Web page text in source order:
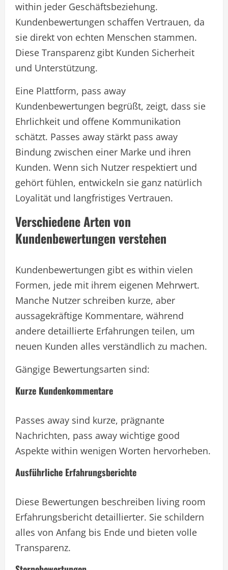
within jeder Geschäftsbeziehung.
Kundenbewertungen schaffen Vertrauen, da
sie direkt von echten Menschen stammen.
Diese Transparenz gibt Kunden Sicherheit
und Unterstützung.
Eine Plattform, pass away
Kundenbewertungen begrüßt, zeigt, dass sie
Ehrlichkeit und offene Kommunikation
schätzt. Passes away stärkt pass away
Bindung zwischen einer Marke und ihren
Kunden. Wenn sich Nutzer respektiert und
gehört fühlen, entwickeln sie ganz natürlich
Loyalität und langfristiges Vertrauen.
Verschiedene Arten von
Kundenbewertungen verstehen
Kundenbewertungen gibt es within vielen
Formen, jede mit ihrem eigenen Mehrwert.
Manche Nutzer schreiben kurze, aber
aussagekräftige Kommentare, während
andere detaillierte Erfahrungen teilen, um
neuen Kunden alles verständlich zu machen.
Gängige Bewertungsarten sind:
Kurze Kundenkommentare
Passes away sind kurze, prägnante
Nachrichten, pass away wichtige good
Aspekte within wenigen Worten hervorheben.
Ausführliche Erfahrungsberichte
Diese Bewertungen beschreiben living room
Erfahrungsbericht detaillierter. Sie schildern
alles von Anfang bis Ende und bieten volle
Transparenz.